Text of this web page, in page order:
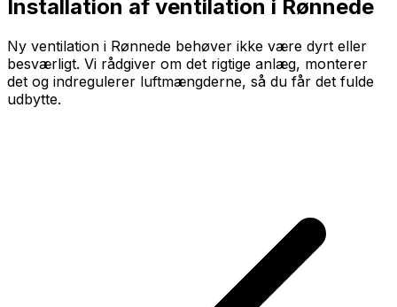
Installation af ventilation i Rønnede
Ny ventilation i Rønnede behøver ikke være dyrt eller
besværligt. Vi rådgiver om det rigtige anlæg, monterer
det og indregulerer luftmængderne, så du får det fulde
udbytte.